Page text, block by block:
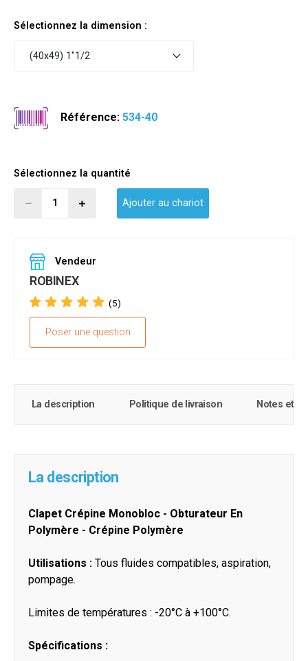
Sélectionnez la dimension :
(40x49) 1"1/2
Référence:534-40
Sélectionnez la quantité
Ajouter au chariot
Vendeur
ROBINEX
(5)
Poser une question
La description Politique de livraison Notes et
La description
Clapet Crépine Monobloc - Obturateur En
Polymère - Crépine Polymère
Utilisations : Tous fluides compatibles, aspiration,
pompage.
Limites de températures : -20°C à +100°C.
Spécifications :